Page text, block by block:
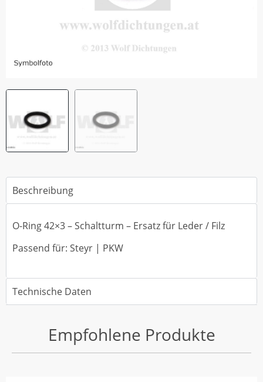
Beschreibung
O-Ring 42×3 – Schaltturm – Ersatz für Leder / Filz
Passend für: Steyr | PKW
Technische Daten
Empfohlene Produkte